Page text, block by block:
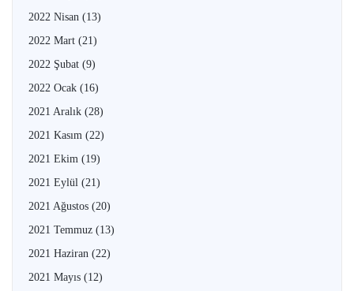
2022 Nisan (13)
2022 Mart (21)
2022 Şubat (9)
2022 Ocak (16)
2021 Aralık (28)
2021 Kasım (22)
2021 Ekim (19)
2021 Eylül (21)
2021 Ağustos (20)
2021 Temmuz (13)
2021 Haziran (22)
2021 Mayıs (12)